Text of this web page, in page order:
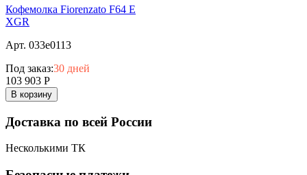
Кофемолка Fiorenzato F64 E
XGR
Арт. 033e0113
Под заказ:30 дней
103 903 Р
В корзину
Доставка по всей России
Несколькими ТК